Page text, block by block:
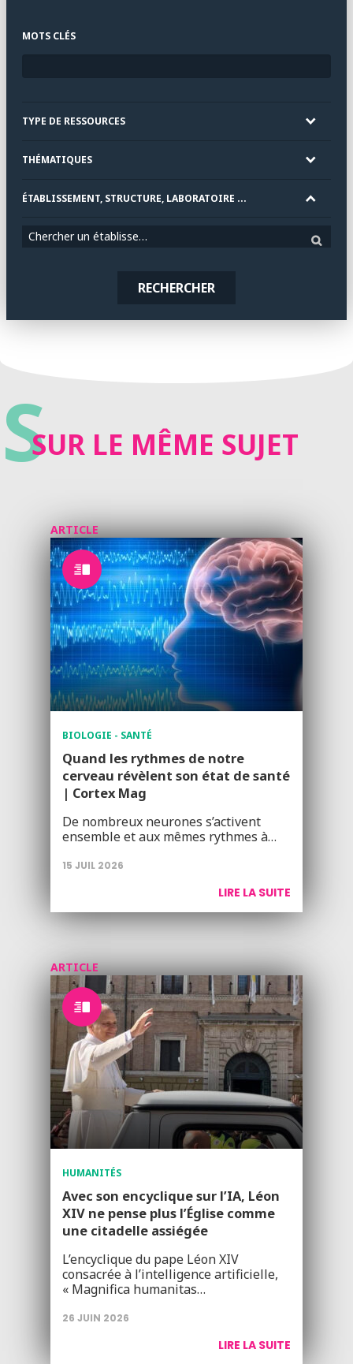
MOTS CLÉS
TYPE DE RESSOURCES
THÉMATIQUES
ÉTABLISSEMENT, STRUCTURE, LABORATOIRE ...
Chercher un établissement
RECHERCHER
SSUR LE MÊME SUJET
ARTICLE
BIOLOGIE - SANTÉ
Quand les rythmes de notre
cerveau révèlent son état de santé
| Cortex Mag
De nombreux neurones s’activent
ensemble et aux mêmes rythmes à…
15 JUIL 2026
LIRE LA SUITE
ARTICLE
HUMANITÉS
Avec son encyclique sur l’IA, Léon
XIV ne pense plus l’Église comme
une citadelle assiégée
L’encyclique du pape Léon XIV
consacrée à l’intelligence artificielle,
« Magnifica humanitas…
26 JUIN 2026
LIRE LA SUITE